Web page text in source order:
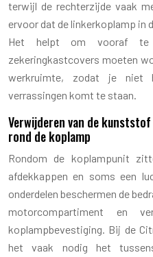
terwijl de rechterzijde vaak
ervoor dat de linkerkoplamp in
Het helpt om vooraf
zekeringkastcovers moeten
werkruimte, zodat je niet
verrassingen komt te staan.
Verwijderen van de
rond de koplamp
Rondom de koplampunit
afdekkappen en soms een
onderdelen beschermen de
motorcompartiment en
koplampbevestiging. Bij de
het vaak nodig het